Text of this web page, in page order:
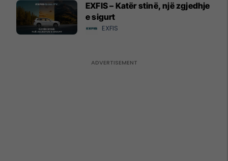
EXFIS – Katër stinë, një zgjedhje
e sigurt
EXFIS